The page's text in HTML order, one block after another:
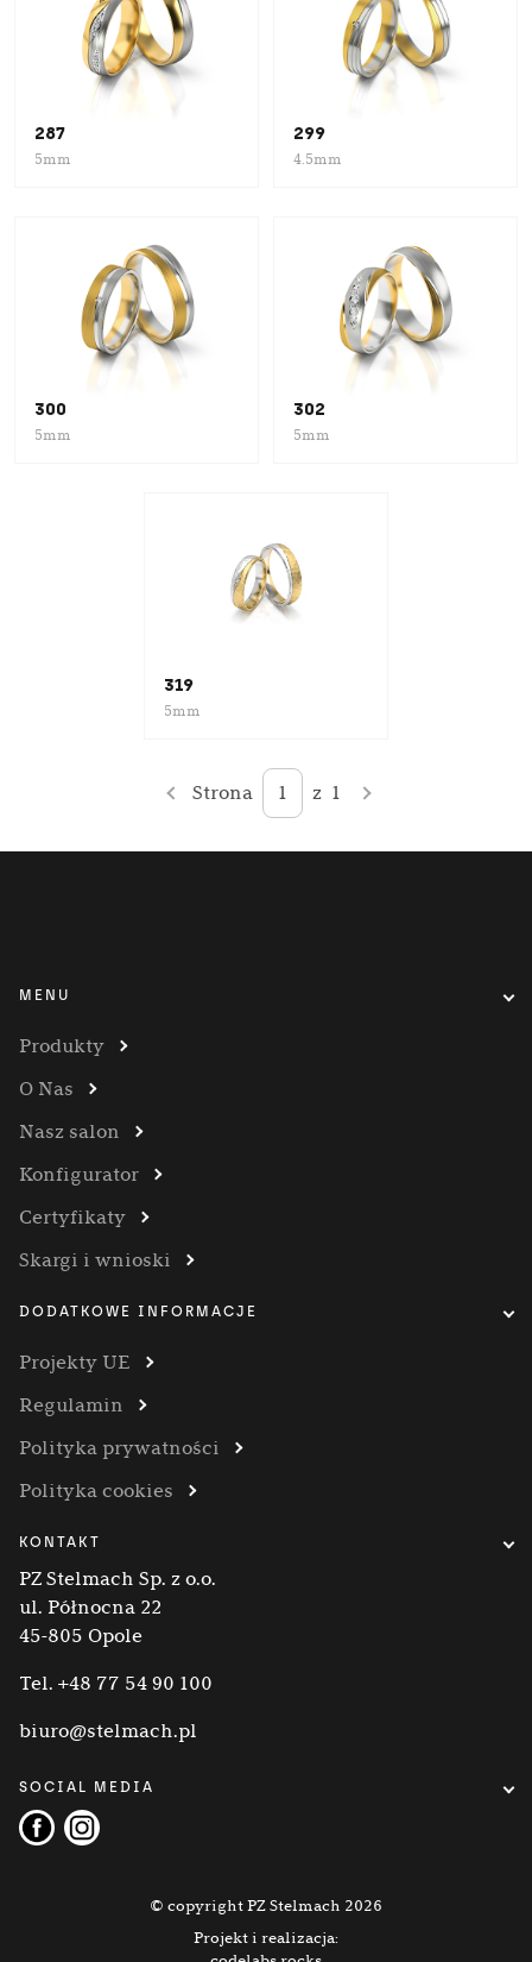
287
5mm
299
4.5mm
300
5mm
302
5mm
319
5mm
Strona 1 z 1
MENU
Produkty
O Nas
Nasz salon
Konfigurator
Certyfikaty
Skargi i wnioski
DODATKOWE INFORMACJE
Projekty UE
Regulamin
Polityka prywatności
Polityka cookies
KONTAKT
PZ Stelmach Sp. z o.o.
ul. Północna 22
45-805 Opole
Tel. +48 77 54 90 100
biuro@stelmach.pl
SOCIAL MEDIA
© copyright PZ Stelmach 2026
Projekt i realizacja: